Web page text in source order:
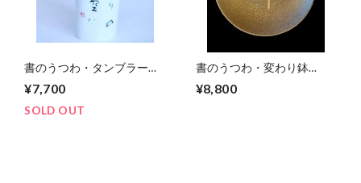
書のうつわ・タンブラー
¥7,700
SOLD OUT
書のうつわ・変わり鉢
¥8,800